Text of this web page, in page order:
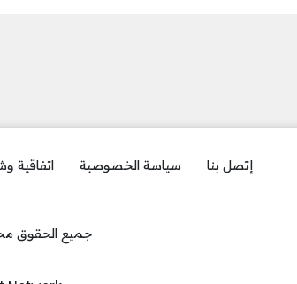
إتصل بنا سياسة الخصوصية اتفاقية
جميع الحقوق